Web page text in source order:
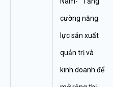
cường năng
lực sản xuất
quản trị và
kinh doanh để